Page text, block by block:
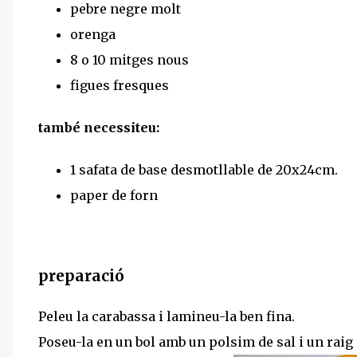
pebre negre molt
orenga
8 o 10 mitges nous
figues fresques
també necessiteu:
1 safata de base desmotllable de 20x24cm.
paper de forn
preparació
Peleu la carabassa i lamineu-la ben fina.
Poseu-la en un bol amb un polsim de sal i un raig